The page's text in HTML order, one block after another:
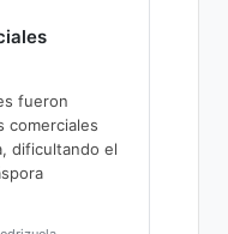
fueron
comerciales
dificultando el